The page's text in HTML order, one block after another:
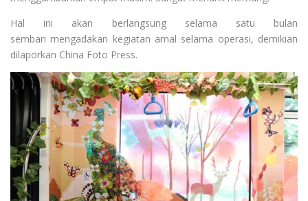
Hal ini akan berlangsung selama satu bulan
sembari mengadakan kegiatan amal selama operasi, demikian
dilaporkan China Foto Press.